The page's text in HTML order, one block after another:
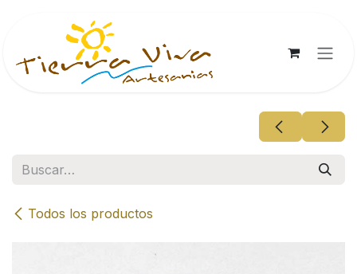
Todos los productos